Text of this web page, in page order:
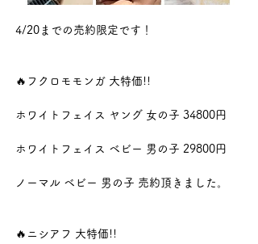
4/20までの売約限定です！
🔥フクロモモンガ 大特価!!
ホワイトフェイス ヤング 女の子 34800円
ホワイトフェイス ベビー 男の子 29800円
ノーマル ベビー 男の子 売約頂きました。
🔥ニシアフ 大特価!!